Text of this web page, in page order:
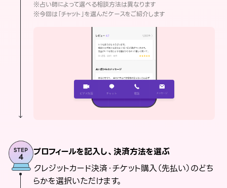
※占い師によって選べる相談方法は異なります
※今回は「チャット」を選んだケースをご紹介します
プロフィールを記入し、決済方法を選ぶ
クレジットカード決済・チケット購入（先払い）のどち
らかを選択いただけます。